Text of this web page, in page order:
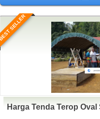
SELLER
Harga Tenda Terop